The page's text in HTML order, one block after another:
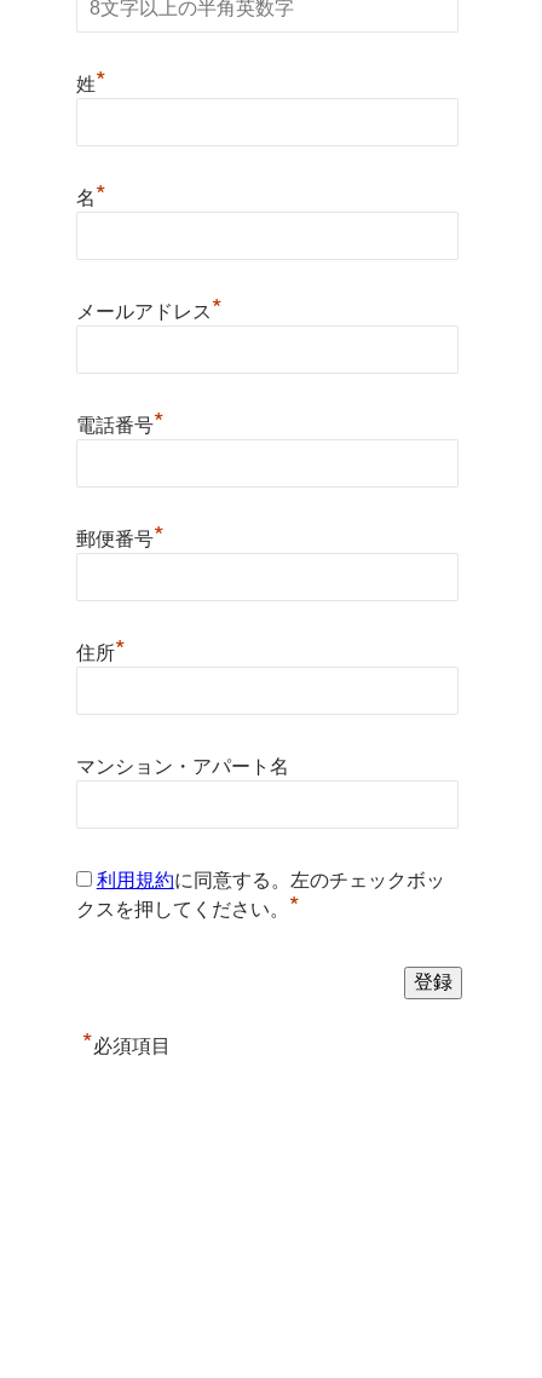
姓*
名*
メールアドレス*
電話番号*
郵便番号*
住所*
マンション・アパート名
利用規約に同意する。左のチェックボッ
クスを押してください。 *
*必須項目